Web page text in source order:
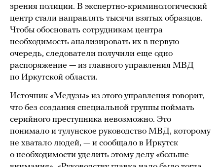
зрения полиции. В экспертно-криминологический
центр стали направлять тысячи взятых образцов.
Чтобы обосновать сотрудникам центра
необходимость анализировать их в первую
очередь, следователи получили еще одно
распоряжение — из главного управления МВД
по Иркутской области.
Источник «Медузы» из этого управления говорит,
что без создания специальной группы поймать
серийного преступника невозможно. Это
понимало и тулунское руководство МВД, которому
не хватало людей, — и сообщало в Иркутск
о необходимости уделить этому делу «больше